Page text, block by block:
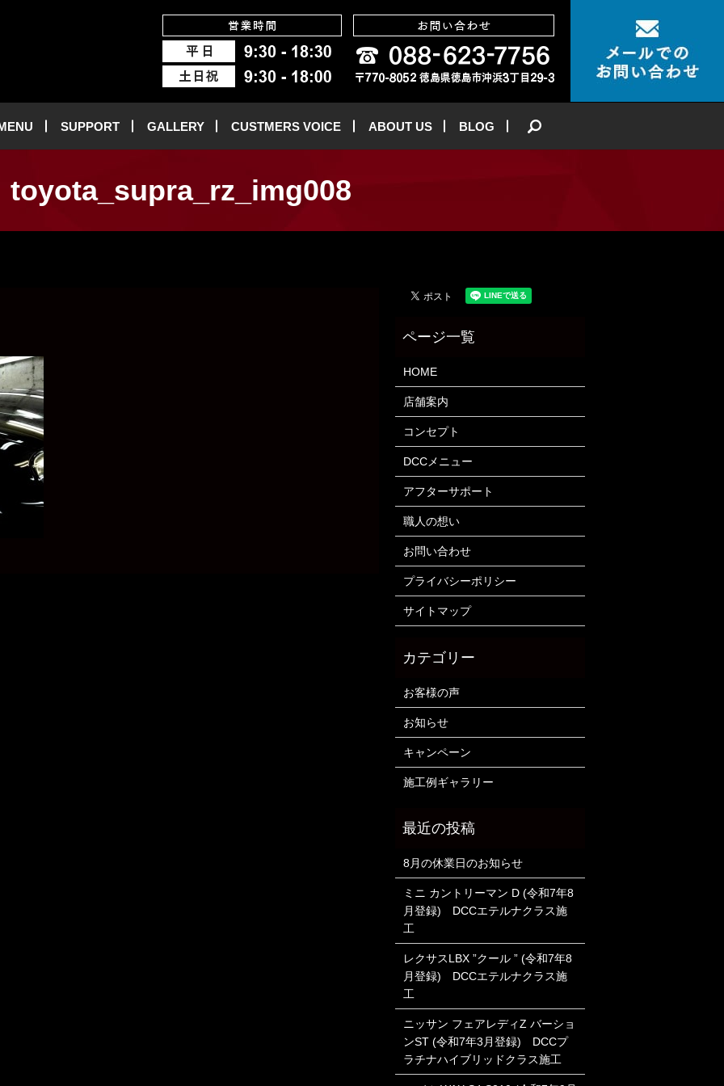
SUPPORT GALLERY CUSTMERS VOICE ABOUT US BLOG
toyota_supra_rz_img008
HOME
店舗案内
コンセプト
DCCメニュー
アフターサポート
職人の想い
お問い合わせ
プライバシーポリシー
サイトマップ
お客様の声
お知らせ
キャンペーン
施工例ギャラリー
8月の休業日のお知らせ
ミニ カントリーマン D (令和7年8
月登録) DCCエテルナクラス施
工
レクサスLBX ”クール ” (令和7年8
月登録) DCCエテルナクラス施
工
ニッサン フェアレディZ バーショ
ンST (令和7年3月登録) DCCプ
ラチナハイブリッドクラス施工